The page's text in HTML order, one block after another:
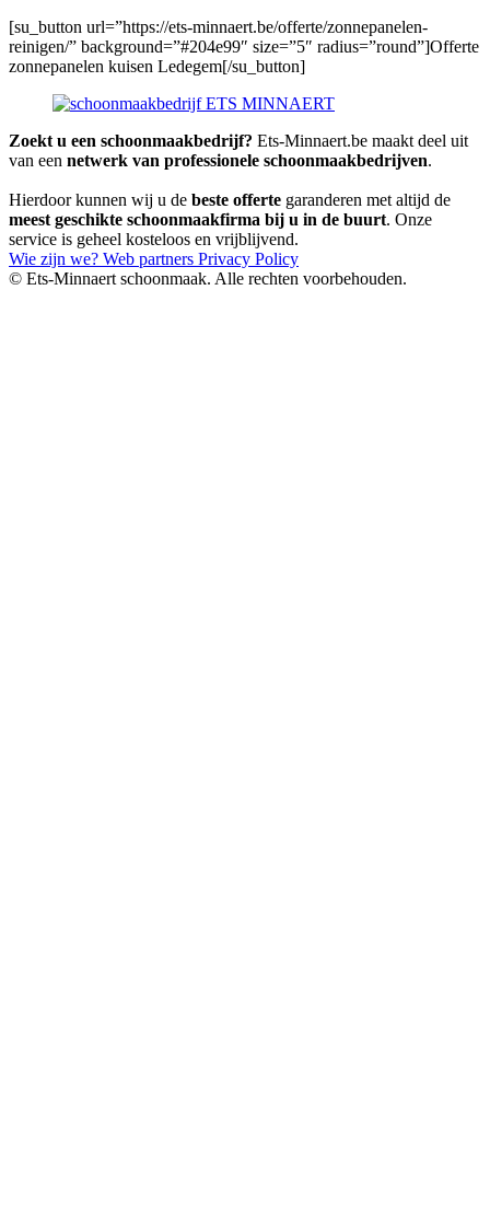
[su_button url=”https://ets-minnaert.be/offerte/zonnepanelen-
reinigen/” background=”#204e99″ size=”5″ radius=”round”]Offerte
zonnepanelen kuisen Ledegem[/su_button]
Zoekt u een schoonmaakbedrijf? Ets-Minnaert.be maakt deel uit
van een netwerk van professionele schoonmaakbedrijven.
Hierdoor kunnen wij u de beste offerte garanderen met altijd de
meest geschikte schoonmaakfirma bij u in de buurt. Onze
service is geheel kosteloos en vrijblijvend.
Wie zijn we? Web partners Privacy Policy
© Ets-Minnaert schoonmaak. Alle rechten voorbehouden.